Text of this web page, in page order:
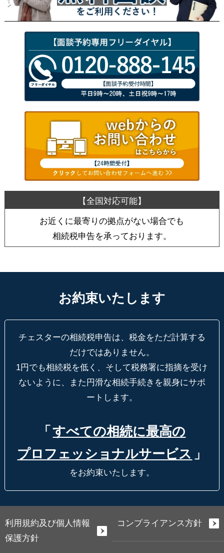
お近くに最寄りの拠点がない場合でも
相続税申告を承っております。
お約束いたします
チェスターの相続税申告は、税金をただ計算する
だけではありません。
1円でも相続税を低く、そして税務署に指摘を受け
ないように、
また円滑な相続手続きを親身にサポ
ートします。
「 すべての相続に最高の
プロフェッショナルサービス 」
をお約束いたします。
利用規約及び個人情報
保護方針
コンプライアンス方針